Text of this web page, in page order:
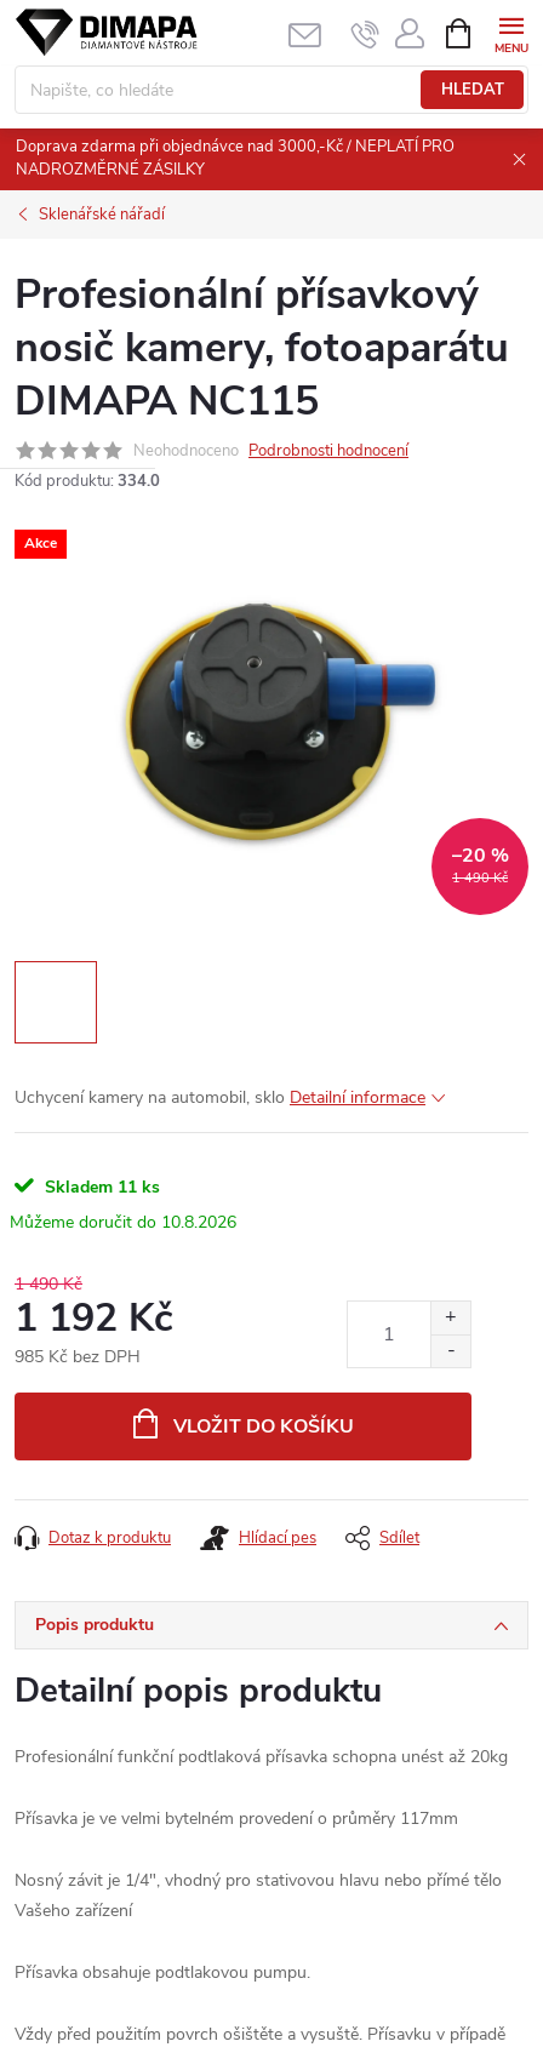
Přejít
obsah
HLEDAT
NÁKUPNÍ
KOŠÍK
Doprava zdarma při objednávce nad 3000,-Kč / NEPLATÍ PRO
NADROZMĚRNÉ ZÁSILKY
Sklenářské nářadí
Profesionální přísavkový
nosič kamery, fotoaparátu
DIMAPA NC115
Neohodnoceno Podrobnosti hodnocení
Kód produktu: 334.0
Akce
1 490 Kč
–20 %
Uchycení kamery na automobil, sklo Detailní informace
Skladem 11 ks
10.8.2026
1 490 Kč
1 192 Kč
985 Kč bez DPH
VLOŽIT DO KOŠÍKU
Dotaz k produktu Hlídací pes Sdílet
Popis produktu
Detailní popis produktu
Profesionální funkční podtlaková přísavka schopna unést až 20kg
Přísavka je ve velmi bytelném provedení o průměry 117mm
Nosný závit je 1/4", vhodný pro stativovou hlavu nebo přímé tělo
Vašeho zařízení
Přísavka obsahuje podtlakovou pumpu.
Vždy před použitím povrch ošištěte a vysuště. Přísavku v případě